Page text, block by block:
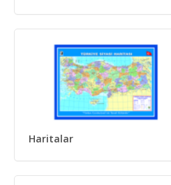
Haritalar